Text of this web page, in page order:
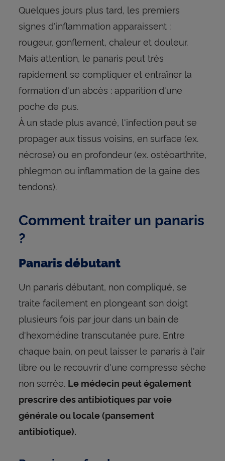
Quelques jours plus tard, les premiers
signes d'inflammation apparaissent :
rougeur, gonflement, chaleur et douleur.
Mais attention, le panaris peut très
rapidement se compliquer et entraîner la
formation d'un abcès : apparition d'une
poche de pus.
À un stade plus avancé, l'infection peut se
propager aux tissus voisins, en surface (ex.
nécrose) ou en profondeur (ex. ostéoarthrite,
phlegmon ou inflammation de la gaine des
tendons).
Comment traiter un panaris
?
Panaris débutant
Un panaris débutant, non compliqué, se
traite facilement en plongeant son doigt
plusieurs fois par jour dans un bain de
d'hexomédine transcutanée pure. Entre
chaque bain, on peut laisser le panaris à l'air
libre ou le recouvrir d'une compresse sèche
non serrée. Le médecin peut également
prescrire des antibiotiques par voie
générale ou locale (pansement
antibiotique).